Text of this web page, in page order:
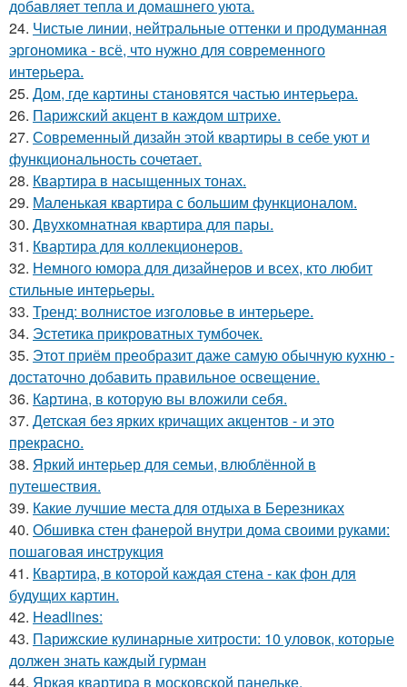
добавляет тепла и домашнего уюта.
24. Чистые линии, нейтральные оттенки и продуманная
эргономика - всё, что нужно для современного
интерьера.
25. Дом, где картины становятся частью интерьера.
26. Парижский акцент в каждом штрихе.
27. Современный дизайн этой квартиры в себе уют и
функциональность сочетает.
28. Квартира в насыщенных тонах.
29. Маленькая квартира с большим функционалом.
30. Двухкомнатная квартира для пары.
31. Квартира для коллекционеров.
32. Немного юмора для дизайнеров и всех, кто любит
стильные интерьеры.
33. Тренд: волнистое изголовье в интерьере.
34. Эстетика прикроватных тумбочек.
35. Этот приём преобразит даже самую обычную кухню -
достаточно добавить правильное освещение.
36. Картина, в которую вы вложили себя.
37. Детская без ярких кричащих акцентов - и это
прекрасно.
38. Яркий интерьер для семьи, влюблённой в
путешествия.
39. Какие лучшие места для отдыха в Березниках
40. Обшивка стен фанерой внутри дома своими руками:
пошаговая инструкция
41. Квартира, в которой каждая стена - как фон для
будущих картин.
42. Headlines:
43. Парижские кулинарные хитрости: 10 уловок, которые
должен знать каждый гурман
44. Яркая квартира в московской панельке.